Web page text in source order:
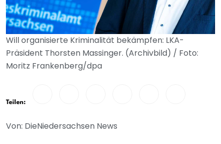
Will organisierte Kriminalität bekämpfen: LKA-
Präsident Thorsten Massinger. (Archivbild) / Foto:
Moritz Frankenberg/dpa
Teilen:
Von: DieNiedersachsen News